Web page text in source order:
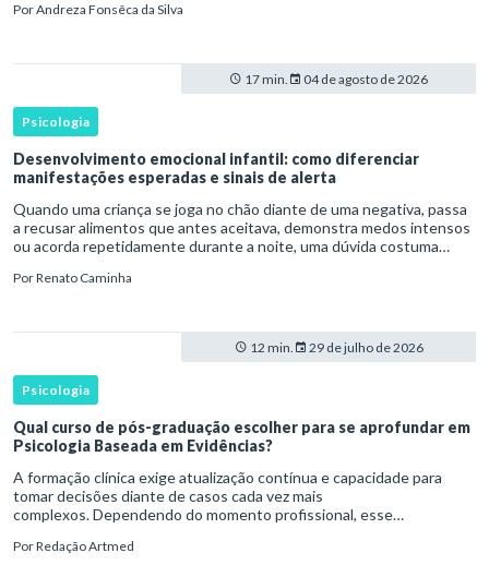
PorAndreza Fonsêca da Silva
17 min. 04 de agosto de 2026
Psicologia
Desenvolvimento emocional infantil: como diferenciar
manifestações esperadas e sinais de alerta
Quando uma criança se joga no chão diante de uma negativa, passa
a recusar alimentos que antes aceitava, demonstra medos intensos
ou acorda repetidamente durante a noite, uma dúvida costuma
PorRenato Caminha
12 min. 29 de julho de 2026
Psicologia
Qual curso de pós-graduação escolher para se aprofundar em
Psicologia Baseada em Evidências?
A formação clínica exige atualização contínua e capacidade para
tomar decisões diante de casos cada vez mais
complexos. Dependendo do momento profissional, esse
aprofundamento em ou a especializaçã
PorRedação Artmed